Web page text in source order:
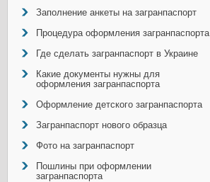
Заполнение анкеты на загранпаспорт
Процедура оформления загранпаспорта
Где сделать загранпаспорт в Украине
Какие документы нужны для
оформления загранпаспорта
Оформление детского загранпаспорта
Загранпаспорт нового образца
Фото на загранпаспорт
Пошлины при оформлении
загранпаспорта